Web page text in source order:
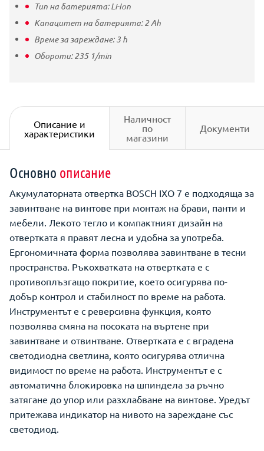
Тип на батерията:Li-Ion
Капацитет на батерията:2Ah
Време за зареждане:3 h
Обороти:235 1/min
Описание и
характеристики
Наличност
по
магазини
Документи
Основно описание
Акумулаторната отвертка BOSCH IXO 7 е подходяща за
завинтване на винтове при монтаж на брави, панти и
мебели. Лекото тегло и компактният дизайн на
отвертката я правят лесна и удобна за употреба.
Ергономичната форма позволява завинтване в тесни
пространства. Ръкохватката на отвертката е с
противоплъзгащо покритие, което осигурява по-
добър контрол и стабилност по време на работа.
Инструментът е с реверсивна функция, която
позволява смяна на посоката на въртене при
завинтване и отвинтване. Отвертката е с вградена
светодиодна светлина, която осигурява отлична
видимост по време на работа. Инструментът е с
автоматична блокировка на шпиндела за ръчно
затягане до упор или разхлабване на винтове. Уредът
притежава индикатор на нивото на зареждане със
светодиод.